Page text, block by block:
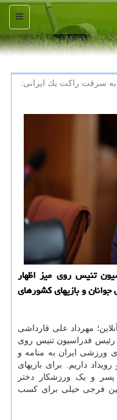
منو
سرقت راكت یك ایرانی:
تنیس روی میز اظهار
و بازیهای کشورهای
مهرداد علی قارداشی
رئیس فدراسیون تنیس روی
ورزشی ایران به منامه و
داریم. برای بازیهای
پسر و یک ورزشکار دختر
فرجی خیلی برای کسب